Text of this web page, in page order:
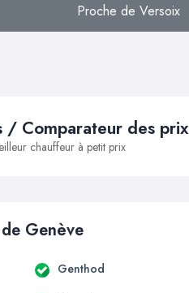
Proche de Versoix
/ Comparateur des prix
chauffeur à petit prix
Genève
Genthod